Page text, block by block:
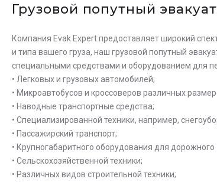
Грузовой попутный
Компания Evak Expert предоставляет широкий
и типа вашего груза, наш грузовой попутный
специальными средствами и оборудованием для
• Легковых и грузовых автомобилей;
• Микроавтобусов и кроссоверов различных
• Наводные транспортные средства;
• Специализированной техники, например,
• Пассажирский транспорт;
• Крупногабаритного оборудования для дорожного
• Сельскохозяйственной техники;
• Различных видов строительной техники;
Оставьте заявку
стоимости услуг
оператором